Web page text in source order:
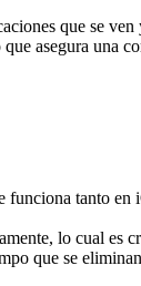
que se
asegura una
funciona tanto
lo cual es
que se